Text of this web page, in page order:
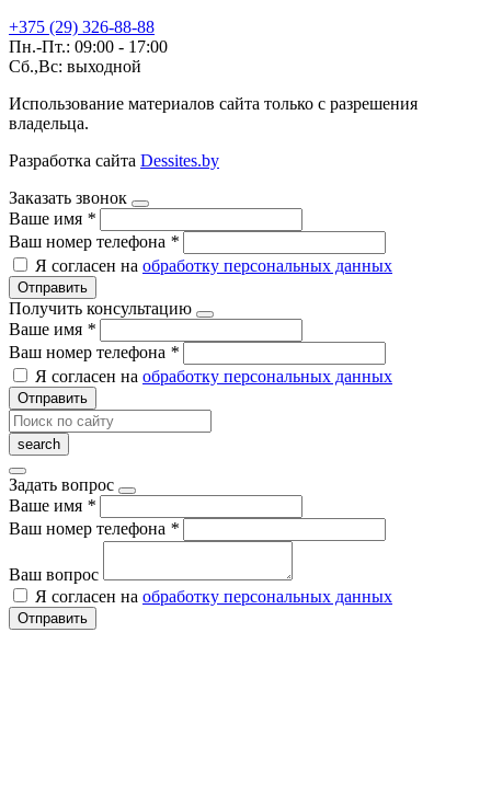
+375 (29) 326-88-88
Пн.-Пт.: 09:00 - 17:00
Сб.,Вс: выходной
Использование материалов сайта только с разрешения
владельца.
Разработка сайта Dessites.by
Заказать звонок
Ваше имя *
Ваш номер телефона *
Я согласен на обработку персональных данных
Отправить
Получить консультацию
Ваше имя *
Ваш номер телефона *
Я согласен на обработку персональных данных
Отправить
Задать вопрос
Ваше имя *
Ваш номер телефона *
Ваш вопрос
Я согласен на обработку персональных данных
Отправить